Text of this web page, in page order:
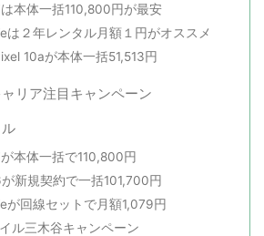
本体一括110,800円が最安
は２年レンタル月額１円がオススメ
10aが本体一括51,513円
リア注目キャンペーン
本体一括で110,800円
新規契約で一括101,700円
が回線セットで月額1,079円
ル三木谷キャンペーン